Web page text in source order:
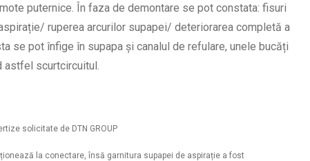
puternice. În faza de demontare se pot constata: fisuri
ruperea arcurilor supapei/ deteriorarea completă a
se pot înfige în supapa și canalul de refulare, unele bucăți
astfel scurtcircuitul.
solicitate de DTN GROUP
la conectare, însă garnitura supapei de aspirație a fost